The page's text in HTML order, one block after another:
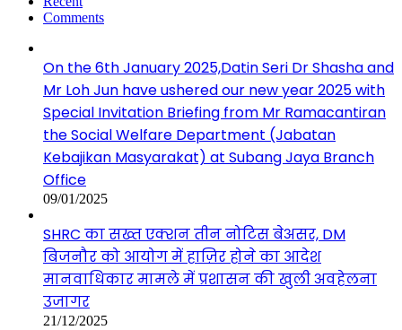
Comments
On the 6th January 2025,Datin Seri Dr Shasha and
Mr Loh Jun have ushered our new year 2025 with
Special Invitation Briefing from Mr Ramacantiran
the Social Welfare Department (Jabatan
Kebajikan Masyarakat) at Subang Jaya Branch
Office
09/01/2025
SHRC का सख्त एक्शन तीन नोटिस बेअसर, DM
बिजनौर को आयोग में हाज़िर होने का आदेश
मानवाधिकार मामले में प्रशासन की खुली अवहेलना
उजागर
21/12/2025